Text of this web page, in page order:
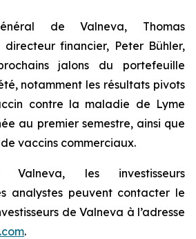
de Valneva, Thomas
directeur financier, Peter Bühler,
jalons du portefeuille
notamment les résultats pivots
contre la maladie de Lyme
au premier semestre, ainsi que
vaccins commerciaux.
Valneva, les investisseurs
analystes peuvent contacter le
de Valneva à l’adresse
.